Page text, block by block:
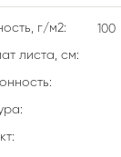
г/м2:
листа, см: